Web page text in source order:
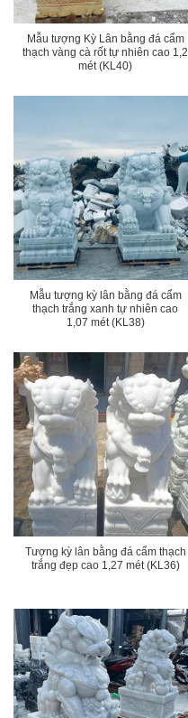
Mẫu tượng Kỳ Lân bằng đá cẩm
thạch vàng cà rốt tự nhiên cao 1,2
mét (KL40)
Mẫu tượng kỳ lân bằng đá cẩm
thạch trắng xanh tự nhiên cao
1,07 mét (KL38)
Tượng kỳ lân bằng đá cẩm thạch
trắng đẹp cao 1,27 mét (KL36)